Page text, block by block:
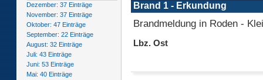
Dezember: 37 Einträge
November: 37 Einträge
Oktober: 47 Einträge
September: 22 Einträge
August: 32 Einträge
Juli: 43 Einträge
Juni: 53 Einträge
Mai: 40 Einträge
Brand 1 - Erkundung
Brandmeldung in Roden -
Lbz. Ost